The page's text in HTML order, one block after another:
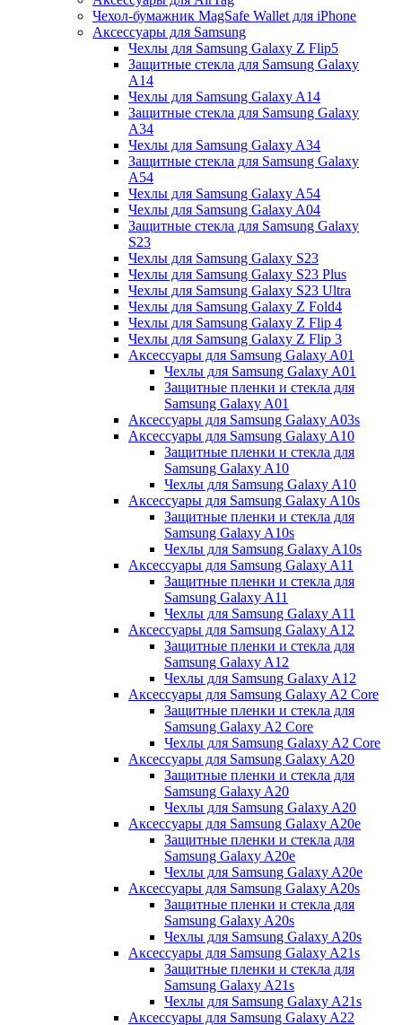
Чехол-бумажник MagSafe Wallet для iPhone
Аксессуары для Samsung
Чехлы для Samsung Galaxy Z Flip5
Защитные стекла для Samsung Galaxy
A14
Чехлы для Samsung Galaxy A14
Защитные стекла для Samsung Galaxy
A34
Чехлы для Samsung Galaxy A34
Защитные стекла для Samsung Galaxy
A54
Чехлы для Samsung Galaxy A54
Чехлы для Samsung Galaxy A04
Защитные стекла для Samsung Galaxy
S23
Чехлы для Samsung Galaxy S23
Чехлы для Samsung Galaxy S23 Plus
Чехлы для Samsung Galaxy S23 Ultra
Чехлы для Samsung Galaxy Z Fold4
Чехлы для Samsung Galaxy Z Flip 4
Чехлы для Samsung Galaxy Z Flip 3
Аксессуары для Samsung Galaxy A01
Чехлы для Samsung Galaxy A01
Защитные пленки и стекла для
Samsung Galaxy A01
Аксессуары для Samsung Galaxy A03s
Аксессуары для Samsung Galaxy A10
Защитные пленки и стекла для
Samsung Galaxy A10
Чехлы для Samsung Galaxy A10
Аксессуары для Samsung Galaxy A10s
Защитные пленки и стекла для
Samsung Galaxy A10s
Чехлы для Samsung Galaxy A10s
Аксессуары для Samsung Galaxy A11
Защитные пленки и стекла для
Samsung Galaxy A11
Чехлы для Samsung Galaxy A11
Аксессуары для Samsung Galaxy A12
Защитные пленки и стекла для
Samsung Galaxy A12
Чехлы для Samsung Galaxy A12
Аксессуары для Samsung Galaxy A2 Core
Защитные пленки и стекла для
Samsung Galaxy A2 Core
Чехлы для Samsung Galaxy A2 Core
Аксессуары для Samsung Galaxy A20
Защитные пленки и стекла для
Samsung Galaxy A20
Чехлы для Samsung Galaxy A20
Аксессуары для Samsung Galaxy A20e
Защитные пленки и стекла для
Samsung Galaxy A20e
Чехлы для Samsung Galaxy A20e
Аксессуары для Samsung Galaxy A20s
Защитные пленки и стекла для
Samsung Galaxy A20s
Чехлы для Samsung Galaxy A20s
Аксессуары для Samsung Galaxy A21s
Защитные пленки и стекла для
Samsung Galaxy A21s
Чехлы для Samsung Galaxy A21s
Аксессуары для Samsung Galaxy A22